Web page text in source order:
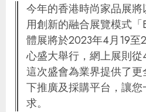
今年的香港時尚家品展
用創新的融合展覽模式「
體展將於2023年4月19至
心盛大舉行，網上展則從
這次盛會為業界提供了
下推廣及採購平台，讓
求。